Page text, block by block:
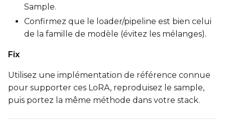
Sample.
Confirmez que le loader/pipeline est bien celui
de la famille de modèle (évitez les mélanges).
Fix
Utilisez une implémentation de référence connue
pour supporter ces LoRA, reproduisez le sample,
puis portez la même méthode dans votre stack.